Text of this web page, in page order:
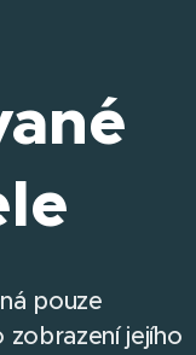
pouze
zobrazení jejího